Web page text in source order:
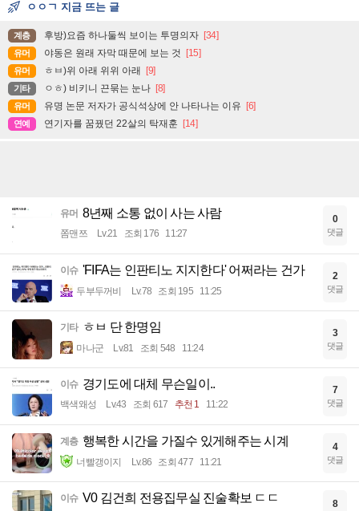
ㅇㅇㄱ 지금 뜨는 글
계층 후방)요즘 하나둘씩 보이는 투명의자 [34]
유머 야동은 원래 자막 때문에 보는 것 [15]
유머 ㅎㅂ)위 아래 위위 아래 [9]
기타 ㅇㅎ) 비키니 끈묶는 눈나 [8]
유머 유명 논문 저자가 공식석상에 안 나타나는 이유 [6]
연예 연기자를 꿈꿨던 22살의 탁재훈 [14]
유머 8년째 소통 없이 사는 사람
쫌맨쯔 Lv.21 조회 176 11:27
0
댓글
이슈 'FIFA는 인판티노 지지한다' 어쩌라는 건가
두부두꺼비 Lv.78 조회 195 11:25
2
댓글
기타 ㅎㅂ 단 한명임
마나군 Lv.81 조회 548 11:24
3
댓글
이슈 경기도에 대체 무슨일이..
백색왜성 Lv.43 조회 617 추천 1 11:22
7
댓글
계층 행복한 시간을 가질수 있게해주는 시계
너빨갱이지 Lv.86 조회 477 11:21
4
댓글
이슈 V0 김건희 전용집무실 진술확보 ㄷㄷ 8